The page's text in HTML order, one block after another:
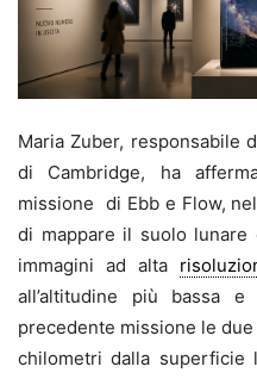
Maria Zuber, responsabile
di Cambridge, ha
missione di Ebb e Flow,
di mappare il suolo
immagini ad alta
all’altitudine più bassa
precedente missione le
chilometri dalla superficie